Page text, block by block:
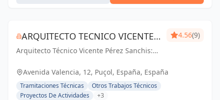
ARQUITECTO TECNICO VICENTE
PÉREZ SANCHIS
Arquitecto Técnico Vicente Pérez Sanchis:
transformando ideas en realidad.
4.56(9)
Avenida Valencia, 12, Puçol, España, España
Tramitaciones Técnicas
Otros Trabajos Técnicos
Proyectos De Actividades
+3